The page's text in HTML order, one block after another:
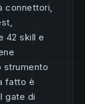
connettori,
42 skill e
strumento
fatto è
gate di